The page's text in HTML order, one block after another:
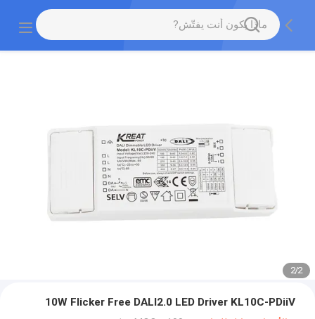
2
/
2
10W Flicker Free DALI2.0 LED Driver KL10C-PDiiV